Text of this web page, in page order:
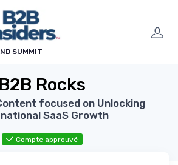
SUMMIT
B2B Rocks
focused on Unlocking
SaaS Growth
Compte approuvé
cookies